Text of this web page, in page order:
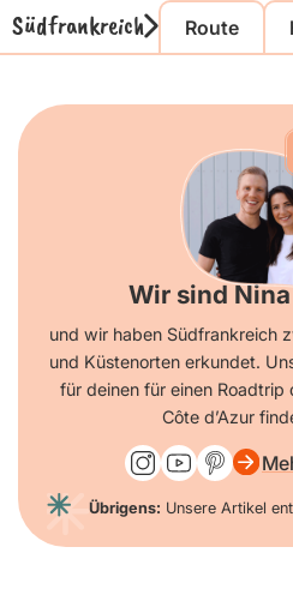
Südfrankreich Route
Wir sind
und wir haben Südfrankreich
und Küstenorten erkundet.
für deinen für einen Roadtrip
Côte d’Azur
Übrigens: Unsere Artikel